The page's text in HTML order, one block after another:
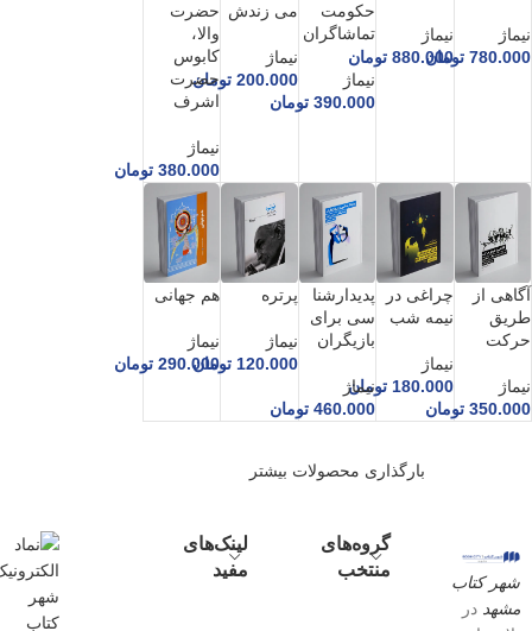
نیماژ
780.000 تومان
نیماژ
880.000 تومان
حکومت
تماشاگران
نیماژ
390.000 تومان
می زندش
نیماژ
200.000 تومان
حضرت
والا،
کابوس
حضرت
اشرف
نیماژ
380.000 تومان
آگاهی از
طریق
حرکت
نیماژ
350.000 تومان
چراغی در
نیمه شب
نیماژ
180.000 تومان
پدیدارشنا
سی برای
بازیگران
نیماژ
460.000 تومان
پرتره
نیماژ
120.000 تومان
هم جهانی
نیماژ
290.000 تومان
بارگذاری محصولات بیشتر
شهر کتاب
مشهد در
گروه‌های
منتخب
لینک‌های
مفید